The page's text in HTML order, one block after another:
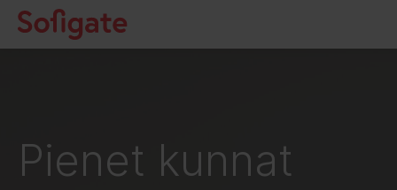
Hyppää
sisältöön
Pienet kunnat